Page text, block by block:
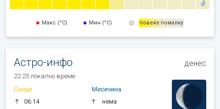
Макс (°C) Мин (°C) повеќе помалку
Астро-инфо денес
22:25 локално време
Сонце
06:14
Месечина
нема